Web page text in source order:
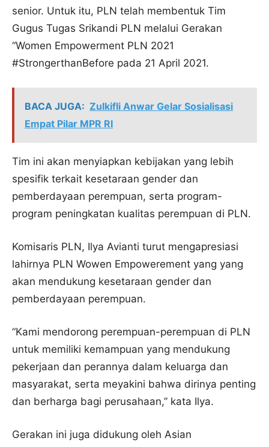
senior. Untuk itu, PLN telah membentuk Tim
Gugus Tugas Srikandi PLN melalui Gerakan
“Women Empowerment PLN 2021
#StrongerthanBefore pada 21 April 2021.
BACA JUGA: Zulkifli Anwar Gelar Sosialisasi
Empat Pilar MPR RI
Tim ini akan menyiapkan kebijakan yang lebih
spesifik terkait kesetaraan gender dan
pemberdayaan perempuan, serta program-
program peningkatan kualitas perempuan di PLN.
Komisaris PLN, Ilya Avianti turut mengapresiasi
lahirnya PLN Wowen Empowerement yang yang
akan mendukung kesetaraan gender dan
pemberdayaan perempuan.
“Kami mendorong perempuan-perempuan di PLN
untuk memiliki kemampuan yang mendukung
pekerjaan dan perannya dalam keluarga dan
masyarakat, serta meyakini bahwa dirinya penting
dan berharga bagi perusahaan,” kata Ilya.
Gerakan ini juga didukung oleh Asian